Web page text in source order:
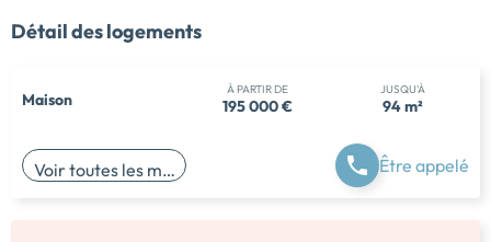
Détail des logements
Maison À PARTIR DE
195 000 €
JUSQU'À
94 m²
Voir toutes les maisons Être appelé